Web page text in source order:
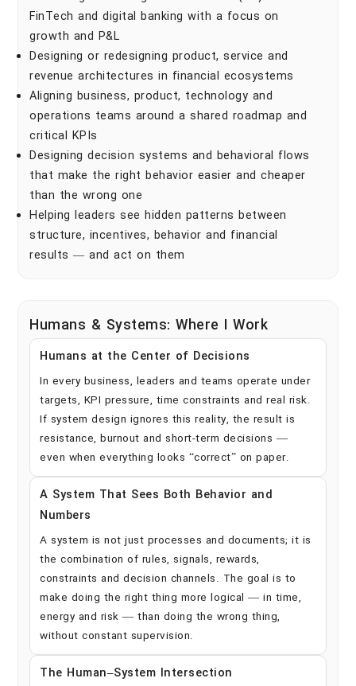
FinTech and digital banking with a focus on
growth and P&L
Designing or redesigning product, service and
revenue architectures in financial ecosystems
Aligning business, product, technology and
operations teams around a shared roadmap and
critical KPIs
Designing decision systems and behavioral flows
that make the right behavior easier and cheaper
than the wrong one
Helping leaders see hidden patterns between
structure, incentives, behavior and financial
results — and act on them
Humans & Systems: Where I Work
Humans at the Center of Decisions
In every business, leaders and teams operate under
targets, KPI pressure, time constraints and real risk.
If system design ignores this reality, the result is
resistance, burnout and short-term decisions —
even when everything looks “correct” on paper.
A System That Sees Both Behavior and
Numbers
A system is not just processes and documents; it is
the combination of rules, signals, rewards,
constraints and decision channels. The goal is to
make doing the right thing more logical — in time,
energy and risk — than doing the wrong thing,
without constant supervision.
The Human–System Intersection